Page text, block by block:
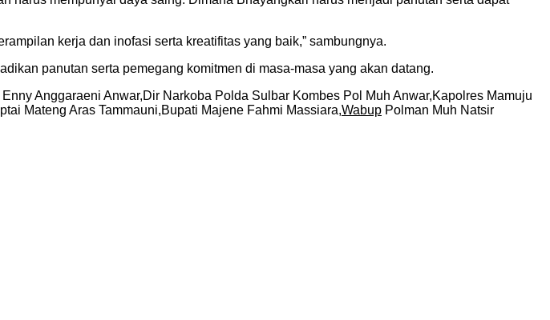
kerja dan inofasi serta kreatifitas yang baik,” sambungnya.
panutan serta pemegang komitmen di masa-masa yang akan datang.
Anggaraeni Anwar,Dir Narkoba Polda Sulbar Kombes Pol Muh Anwar,Kapolres Mamuju
Mateng Aras Tammauni,Bupati Majene Fahmi Massiara,Wabup Polman Muh Natsir